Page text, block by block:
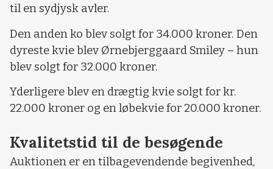
til en sydjysk avler.
Den anden ko blev solgt for 34.000 kroner. Den
dyreste kvie blev Ørnebjerggaard Smiley – hun
blev solgt for 32.000 kroner.
Yderligere blev en drægtig kvie solgt for kr.
22.000 kroner og en løbekvie for 20.000 kroner.
Kvalitetstid til de besøgende
Auktionen er en tilbagevendende begivenhed,